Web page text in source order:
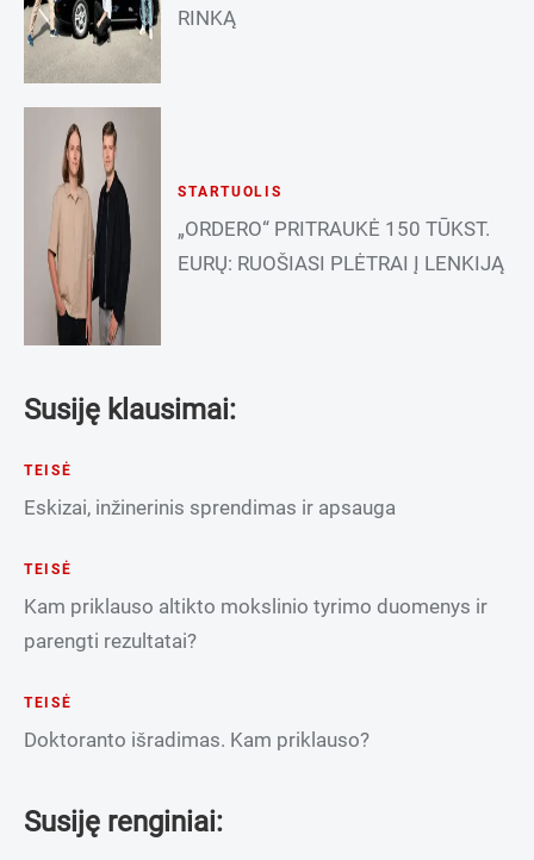
RINKĄ
STARTUOLIS
„ORDERO“ PRITRAUKĖ 150 TŪKST.
EURŲ: RUOŠIASI PLĖTRAI Į LENKIJĄ
Susiję klausimai:
TEISĖ
Eskizai, inžinerinis sprendimas ir apsauga
TEISĖ
Kam priklauso altikto mokslinio tyrimo duomenys ir
parengti rezultatai?
TEISĖ
Doktoranto išradimas. Kam priklauso?
Susiję renginiai: